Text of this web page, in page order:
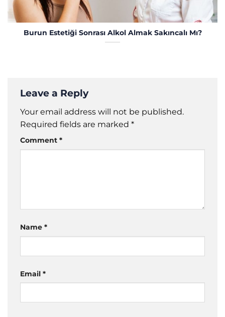
Burun Estetiği Sonrası Alkol Almak Sakıncalı Mı?
Leave a Reply
Your email address will not be published.
Required fields are marked *
Comment *
Name *
Email *